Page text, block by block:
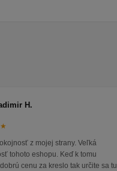
H.
z mojej strany. Veľká
tohoto eshopu. Keď k tomu
cenu za kreslo tak určite sa tu